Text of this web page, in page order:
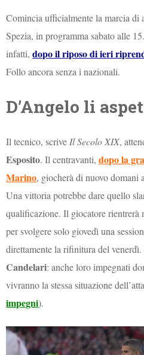
Comincia ufficialmente la marcia di
Spezia, in programma sabato alle
infatti,dopo il riposo di ieri
Follo ancora senza i nazionali.
D’Angelo li
Il tecnico, scrive Il Secolo XIX,
Esposito. Il centravanti,dopo la
Marino, giocherà di nuovo domani
Una vittoria potrebbe dare quello
qualificazione. Il giocatore rientrerà
per svolgere solo giovedì una
direttamente la rifinitura del
Candelari: anche loro impegnati
vivranno la stessa situazione
impegni).